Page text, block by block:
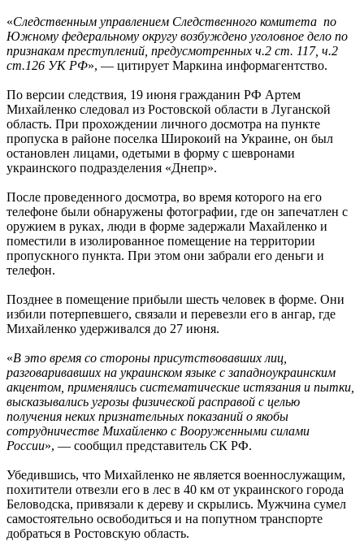
«Следственным управлением Следственного комитета по
Южному федеральному округу возбуждено уголовное дело по
признакам преступлений, предусмотренных ч.2 ст. 117, ч.2
ст.126 УК РФ», — цитирует Маркина информагентство.
По версии следствия, 19 июня гражданин РФ Артем
Михайленко следовал из Ростовской области в Луганской
область. При прохождении личного досмотра на пункте
пропуска в районе поселка Широкоий на Украине, он был
остановлен лицами, одетыми в форму с шевронами
украинского подразделения «Днепр».
После проведенного досмотра, во время которого на его
телефоне были обнаружены фотографии, где он запечатлен с
оружием в руках, люди в форме задержали Махайленко и
поместили в изолированное помещение на территории
пропускного пункта. При этом они забрали его деньги и
телефон.
Позднее в помещение прибыли шесть человек в форме. Они
избили потерпевшего, связали и перевезли его в ангар, где
Михайленко удерживался до 27 июня.
«В это время со стороны присутствовавших лиц,
разговаривавших на украинском языке с западноукраинским
акцентом, применялись систематические истязания и пытки,
высказывались угрозы физической расправой с целью
получения неких признательных показаний о якобы
сотрудничестве Михайленко с Вооруженными силами
России», — сообщил представитель СК РФ.
Убедившись, что Михайленко не является военнослужащим,
похитители отвезли его в лес в 40 км от украинского города
Беловодска, привязали к дереву и скрылись. Мужчина сумел
самостоятельно освободиться и на попутном транспорте
добраться в Ростовскую область.